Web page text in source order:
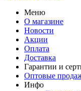
Меню
О магазине
Новости
Акции
Оплата
Доставка
Гарантии и
Оптовые
Инфо